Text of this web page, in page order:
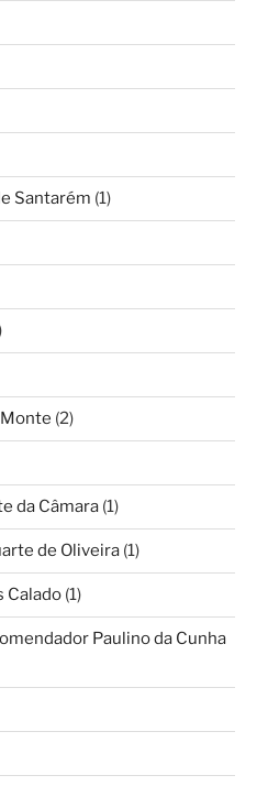
Santarém (1)
(2)
da Câmara (1)
de Oliveira (1)
Calado (1)
Paulino da Cunha